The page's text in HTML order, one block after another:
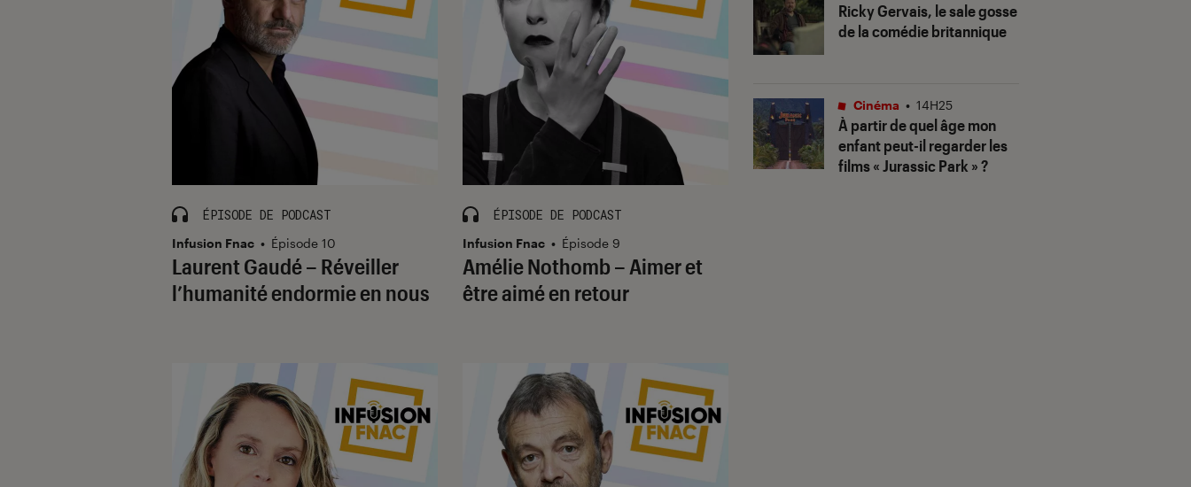
Laurent Gaudé – Réveiller
l’humanité endormie en nous
ÉPISODE DE PODCAST
Infusion Fnac • Épisode 10
Amélie Nothomb – Aimer et
être aimé en retour
ÉPISODE DE PODCAST
Infusion Fnac • Épisode 9
Ricky Gervais, le sale gosse
de la comédie britannique
À partir de quel âge mon
enfant peut-il regarder les
films « Jurassic Park » ?
Cinéma • 14H25